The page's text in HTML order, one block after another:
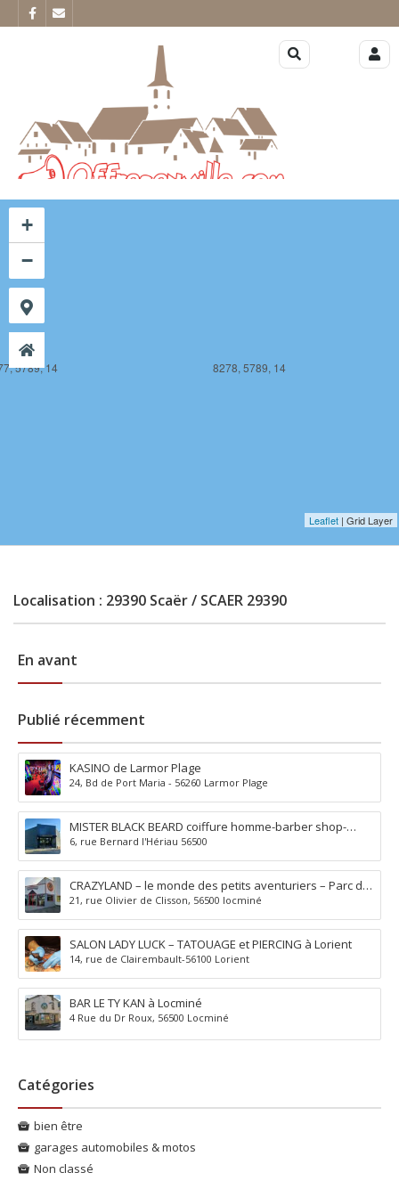
5788, 14 8278, 5788, 14
5789, 14 8278, 5789, 14
+
−
Leaflet | Grid Layer
Localisation : 29390 Scaër / SCAER 29390
En avant
Publié récemment
KASINO de Larmor Plage
24, Bd de Port Maria - 56260 Larmor Plage
MISTER BLACK BEARD coiffure homme-barber shop-
tatouage-piercing à Locminé
6, rue Bernard l'Hériau 56500
CRAZYLAND – le monde des petits aventuriers – Parc de
jeux à Locminé
21, rue Olivier de Clisson, 56500 locminé
SALON LADY LUCK – TATOUAGE et PIERCING à Lorient
14, rue de Clairembault-56100 Lorient
BAR LE TY KAN à Locminé
4 Rue du Dr Roux, 56500 Locminé
Catégories
bien être
garages automobiles & motos
Non classé